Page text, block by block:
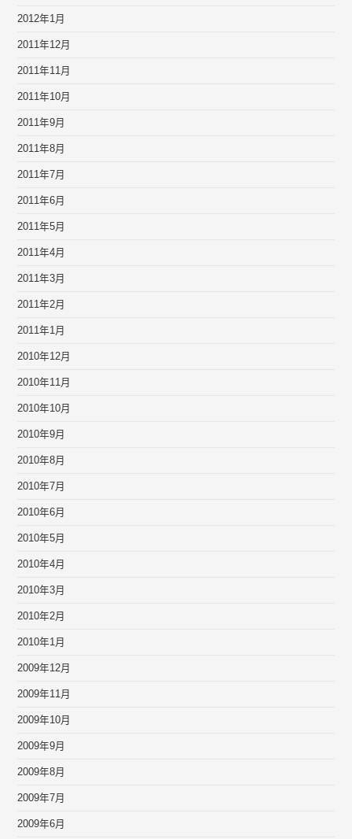
2012年1月
2011年12月
2011年11月
2011年10月
2011年9月
2011年8月
2011年7月
2011年6月
2011年5月
2011年4月
2011年3月
2011年2月
2011年1月
2010年12月
2010年11月
2010年10月
2010年9月
2010年8月
2010年7月
2010年6月
2010年5月
2010年4月
2010年3月
2010年2月
2010年1月
2009年12月
2009年11月
2009年10月
2009年9月
2009年8月
2009年7月
2009年6月